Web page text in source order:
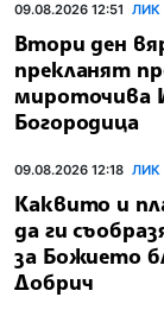
09.08.2026 12:51 ЛИК
Втори ден
прекланят
мироточива
Богородица
09.08.2026 12:18 ЛИК
Каквито и
да ги
за Божието
Добрич